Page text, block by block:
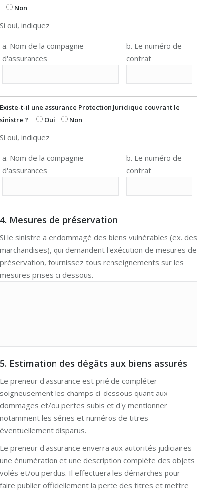
Non
Si oui, indiquez
a. Nom de la compagnie
d'assurances
b. Le numéro de
contrat
Existe-t-il une assurance Protection Juridique couvrant le
sinistre ?
Oui Non
Si oui, indiquez
a. Nom de la compagnie
d'assurances
b. Le numéro de
contrat
4. Mesures de préservation
Si le sinistre a endommagé des biens vulnérables (ex. des
marchandises), qui demandent l'exécution de mesures de
préservation, fournissez tous renseignements sur les
mesures prises ci dessous.
5. Estimation des dégâts aux biens assurés
Le preneur d'assurance est prié de compléter
soigneusement les champs ci-dessous quant aux
dommages et/ou pertes subis et d'y mentionner
notamment les séries et numéros de titres
éventuellement disparus.
Le preneur d'assurance enverra aux autorités judiciaires
une énumération et une description complète des objets
volés et/ou perdus. Il effectuera les démarches pour
faire publier officiellement la perte des titres et mettre